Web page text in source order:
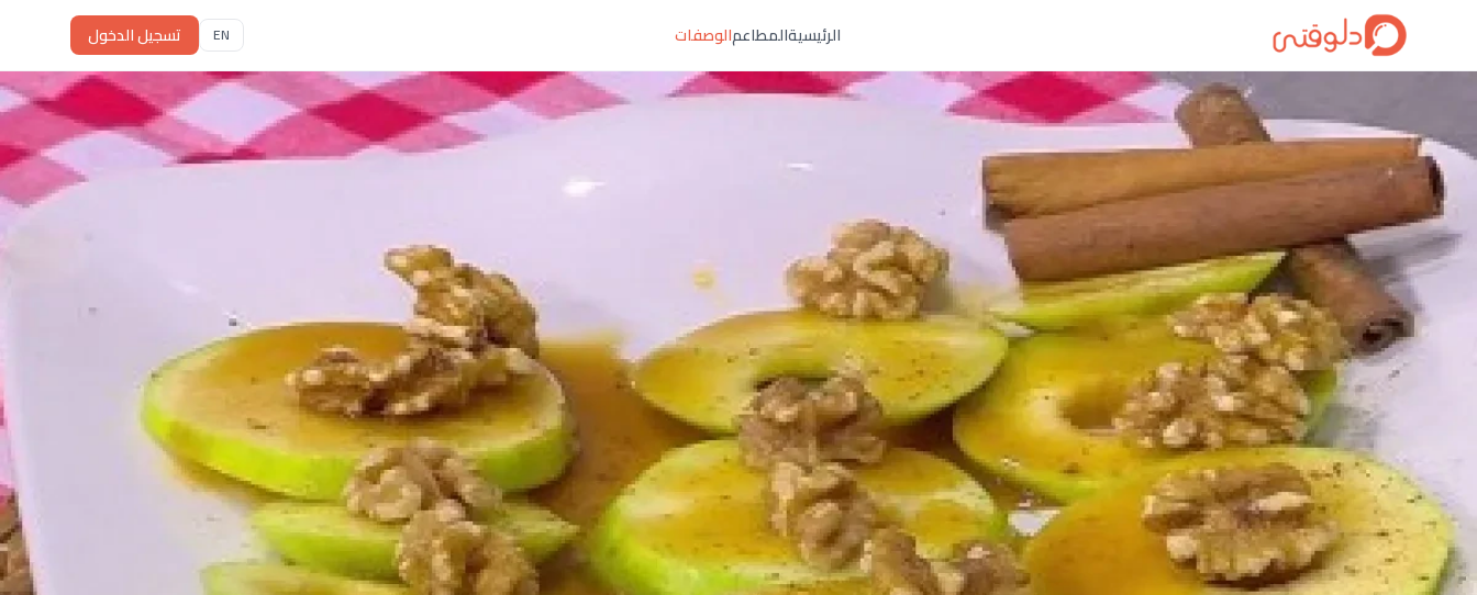
الرئيسيةالمطاعمالوصفات EN تسجيل الدخول